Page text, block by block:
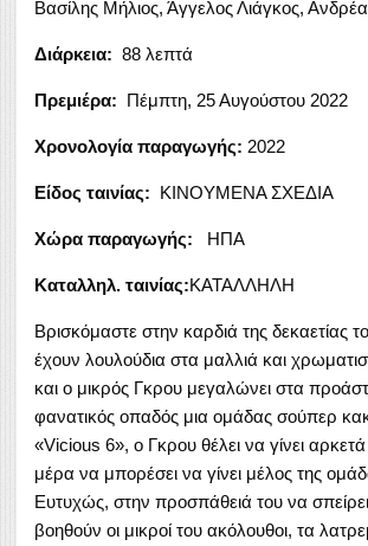
Βασίλης Μήλιος, Άγγελος Λιάγκος,
Διάρκεια: 88 λεπτά
Πρεμιέρα: Πέμπτη, 25 Αυγούστου 2022
Χρονολογία παραγωγής: 2022
Είδος ταινίας: ΚΙΝΟΥΜΕΝΑ ΣΧΕΔΙΑ
Χώρα παραγωγής: ΗΠΑ
Καταλληλ. ταινίας:ΚΑΤΑΛΛΗΛΗ
Βρισκόμαστε στην καρδιά της δεκαετίας
έχουν λουλούδια στα μαλλιά και
και ο μικρός Γκρου μεγαλώνει στα
φανατικός οπαδός μια ομάδας σούπερ
«Vicious 6», ο Γκρου θέλει να γίνει
μέρα να μπορέσει να γίνει μέλος της
Ευτυχώς, στην προσπάθειά του να
βοηθούν οι μικροί του ακόλουθοι, τα